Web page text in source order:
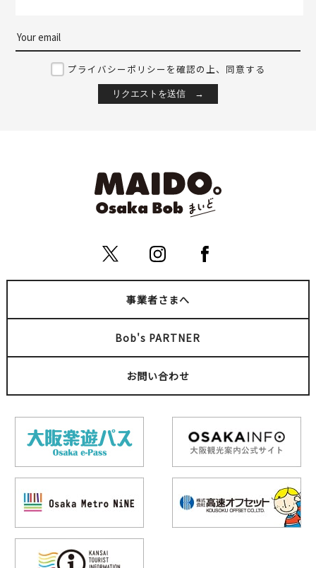
プライバシーポリシーを確認の上、同意する
事業者さまへ
Bob's PARTNER
お問い合わせ